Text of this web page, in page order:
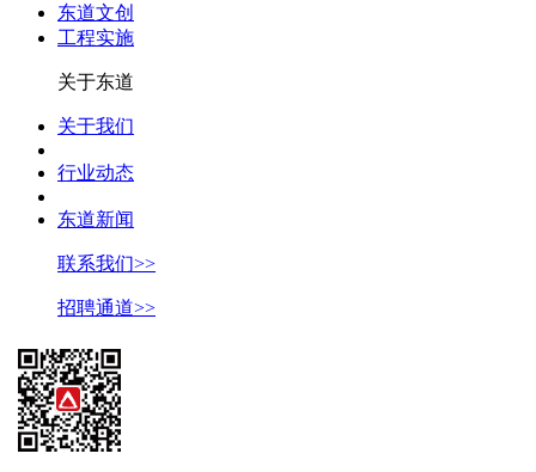
东道文创
工程实施
关于东道
关于我们
行业动态
东道新闻
联系我们>>
招聘通道>>